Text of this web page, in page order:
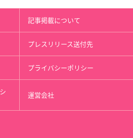
記事掲載について
プレスリリース送付先
プライバシーポリシー
運営会社